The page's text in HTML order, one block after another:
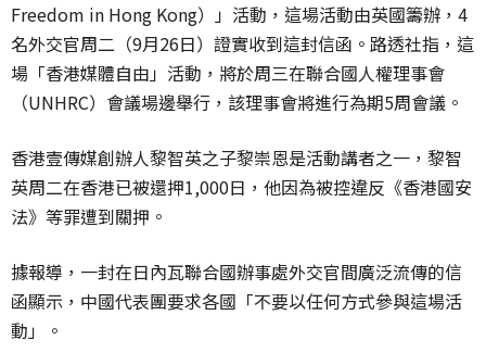
Freedom in Hong Kong）」活動，這場活動由英國籌辦，4
名外交官周二（9月26日）證實收到這封信函。路透社指，這
場「香港媒體自由」活動，將於周三在聯合國人權理事會
（UNHRC）會議場邊舉行，該理事會將進行為期5周會議。
香港壹傳媒創辦人黎智英之子黎崇恩是活動講者之一，黎智
英周二在香港已被還押1,000日，他因為被控違反《香港國安
法》等罪遭到關押。
據報導，一封在日內瓦聯合國辦事處外交官間廣泛流傳的信
函顯示，中國代表團要求各國「不要以任何方式參與這場活
動」。